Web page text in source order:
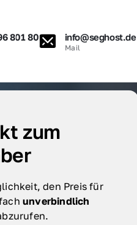
801 80 info@seghost.de
Mail
zum
den Preis für